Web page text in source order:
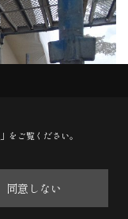
」をご覧ください。
同意しない